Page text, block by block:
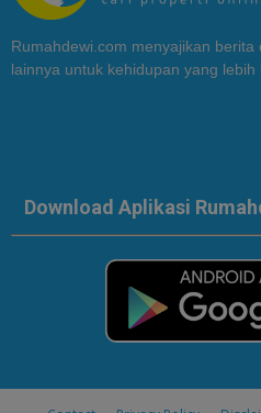
Rumahdewi.com menyajikan
lainnya untuk kehidupan yang lebih
Download Aplikasi